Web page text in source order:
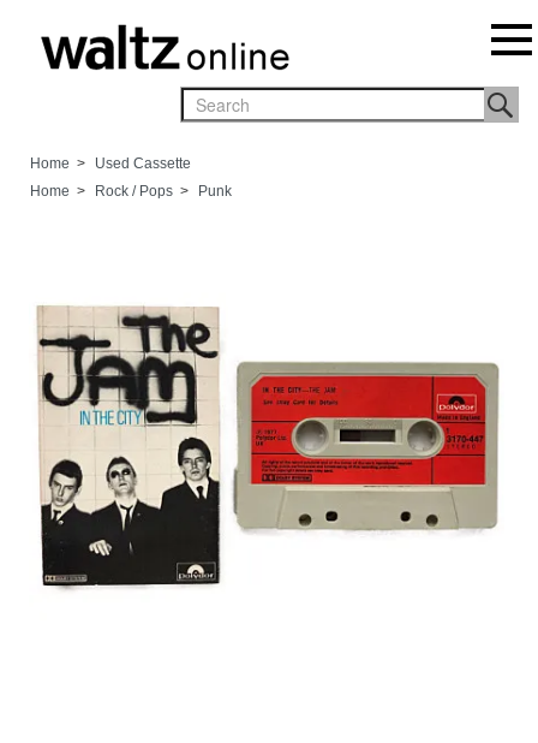
Home >
Used Cassette
Home > Rock / Pops > Punk